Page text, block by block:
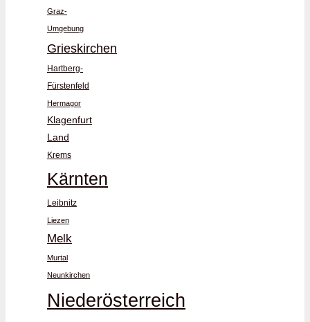
Graz-
Umgebung
Grieskirchen
Hartberg-
Fürstenfeld
Hermagor
Klagenfurt
Land
Krems
Kärnten
Leibnitz
Liezen
Melk
Murtal
Neunkirchen
Niederösterreich